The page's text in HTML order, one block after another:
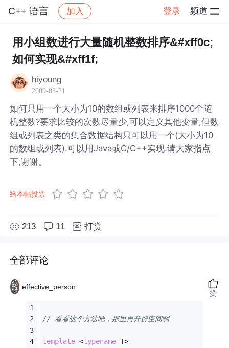
C++ 语言 加入 登录 频道
社区 C++ 语言 帖子详情
用小组数进行大量随机整数排序&#xff0c;
如何实现&#xff1f;
hiyoung
2009-03-21
如何只用一个大小为10的数组或列表来排序1000个随
机整数?要求比较的次数尽量少,可以定义其他变量,但数
组或列表之类的集合数据结构只可以用一个(大小为10
的数组或列表).可以用Java或C/C++实现.请大家指点
下,谢谢。
给本帖投票
213 11 打赏
全部评论
effective_person
// 看看这个方法吧，那里再开辟空间啊
template <typename T>
赞